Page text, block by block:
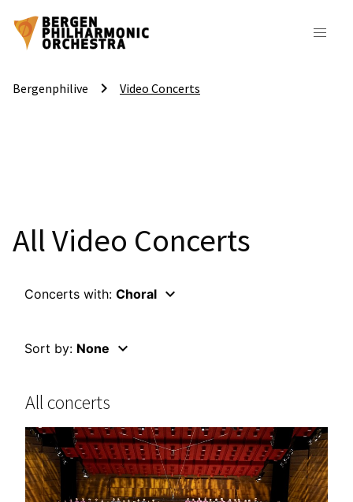
Bergenphilive keyboard_arrow_right Video Concerts
All Video Concerts
Concerts with: Choral keyboard_arrow_down
Sort by: None keyboard_arrow_down
All concerts